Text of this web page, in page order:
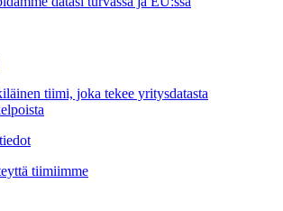
tiimi, joka tekee yritysdatasta
tiimiimme